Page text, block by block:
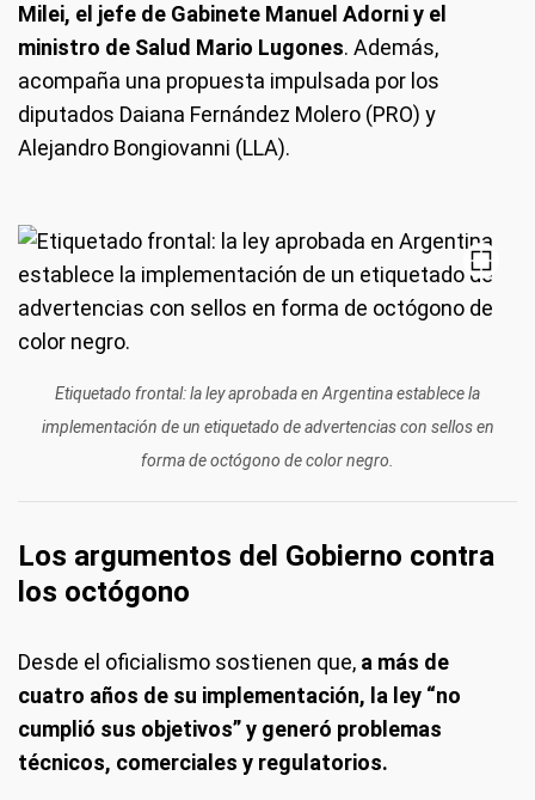
Milei, el jefe de Gabinete Manuel Adorni y el
ministro de Salud Mario Lugones. Además,
acompaña una propuesta impulsada por los
diputados Daiana Fernández Molero (PRO) y
Alejandro Bongiovanni (LLA).
Etiquetado frontal: la ley aprobada en Argentina establece la
implementación de un etiquetado de advertencias con sellos en
forma de octógono de color negro.
Los argumentos del Gobierno contra
los octógono
Desde el oficialismo sostienen que, a más de
cuatro años de su implementación, la ley “no
cumplió sus objetivos” y generó problemas
técnicos, comerciales y regulatorios.